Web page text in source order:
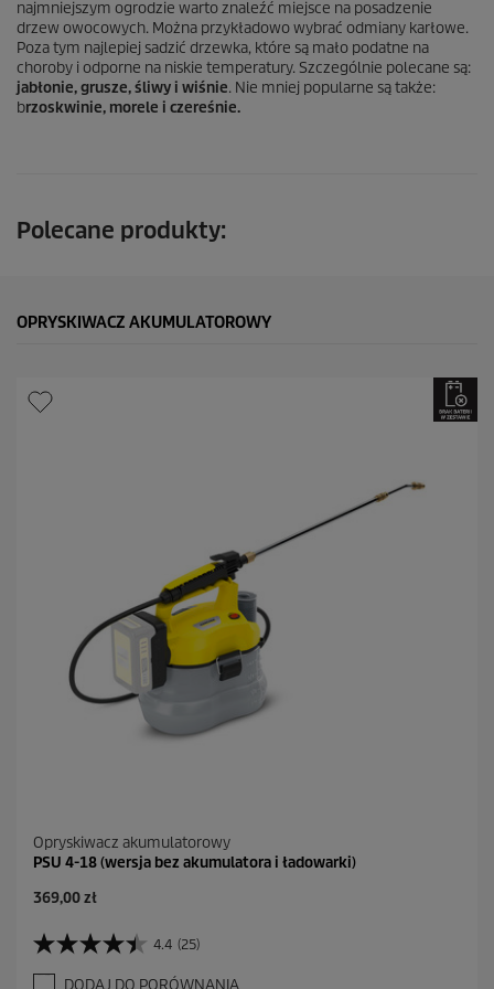
najmniejszym ogrodzie warto znaleźć miejsce na posadzenie
drzew owocowych. Można przykładowo wybrać odmiany karłowe.
Poza tym najlepiej sadzić drzewka, które są mało podatne na
choroby i odporne na niskie temperatury. Szczególnie polecane są:
jabłonie, grusze, śliwy i wiśnie. Nie mniej popularne są także:
brzoskwinie, morele i czereśnie.
Polecane produkty:
OPRYSKIWACZ AKUMULATOROWY
Opryskiwacz akumulatorowy
PSU 4-18 (wersja bez akumulatora i ładowarki)
A
t
u
a
369,00 zł
4.4 (25)
4
.
DODAJ DO PORÓWNANIA